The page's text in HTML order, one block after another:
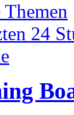
24